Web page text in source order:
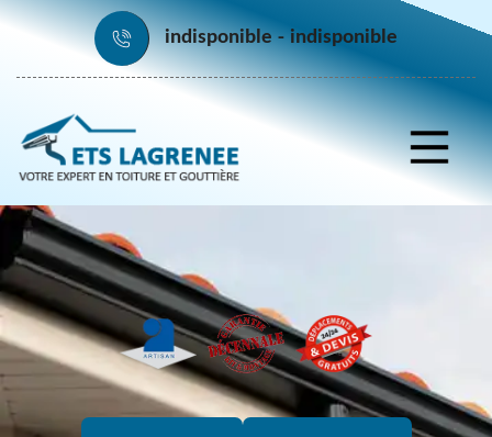
indisponible indisponible